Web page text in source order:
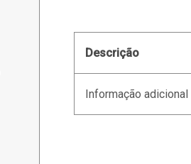
Descrição
Informação adicional